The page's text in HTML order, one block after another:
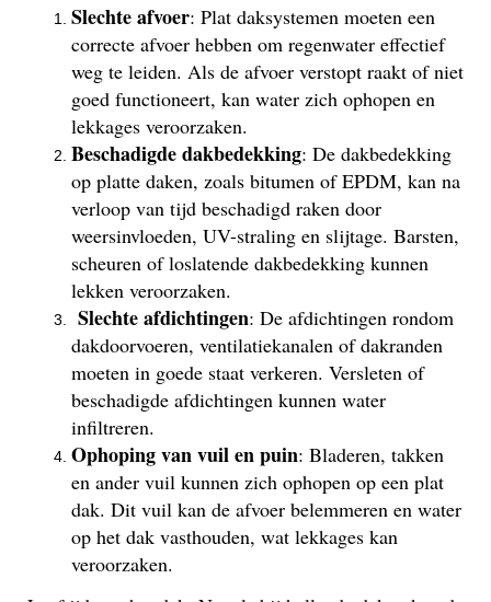
Slechte afvoer: Plat daksystemen moeten een
correcte afvoer hebben om regenwater effectief
weg te leiden. Als de afvoer verstopt raakt of niet
goed functioneert, kan water zich ophopen en
lekkages veroorzaken.
Beschadigde dakbedekking: De dakbedekking
op platte daken, zoals bitumen of EPDM, kan na
verloop van tijd beschadigd raken door
weersinvloeden, UV-straling en slijtage. Barsten,
scheuren of loslatende dakbedekking kunnen
lekken veroorzaken.
Slechte afdichtingen: De afdichtingen rondom
dakdoorvoeren, ventilatiekanalen of dakranden
moeten in goede staat verkeren. Versleten of
beschadigde afdichtingen kunnen water
infiltreren.
Ophoping van vuil en puin: Bladeren, takken
en ander vuil kunnen zich ophopen op een plat
dak. Dit vuil kan de afvoer belemmeren en water
op het dak vasthouden, wat lekkages kan
veroorzaken.